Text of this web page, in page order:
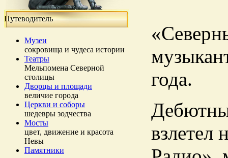
Путеводитель
Музеи
сокровища и чудеса истории
Театры
Мельпомена Северной
столицы
Дворцы и площади
величие города
Церкви и соборы
шедевры зодчества
Мосты
цвет, движение и красота
Невы
Памятники
года.
взлетел